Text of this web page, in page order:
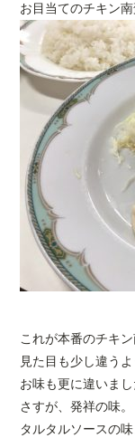
お目当てのチキン南
これが本番のチキン
見た目も少し違う
お味も更に違いまし
さすが、発祥の味。
タルタルソースの味